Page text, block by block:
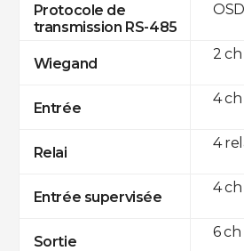
Protocole de
transmission RS-485
Wiegand
Entrée
Relai
Entrée supervisée
Sortie
2
4 ch
4
4 ch
6 ch